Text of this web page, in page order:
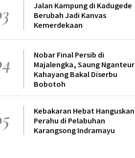
Jalan Kampung di Kadugede
Berubah Jadi Kanvas
Kemerdekaan
Nobar Final Persib di
Majalengka, Saung Nganteur
Kahayang Bakal Diserbu
Bobotoh
Kebakaran Hebat Hanguskan
Perahu di Pelabuhan
Karangsong Indramayu